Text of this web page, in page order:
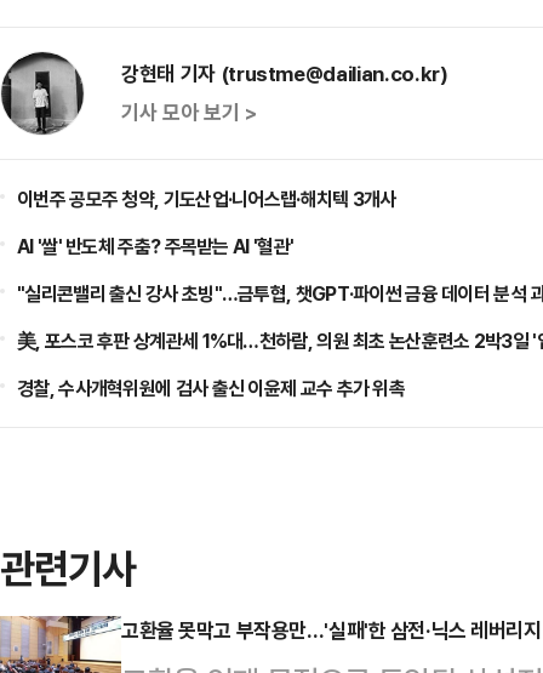
강현태 기자 (trustme@dailian.co.kr)
기사 모아 보기 >
이번주 공모주 청약, 기도산업·니어스랩·해치텍 3개사
AI '쌀' 반도체 주춤? 주목받는 AI '혈관'
"실리콘밸리 출신 강사 초빙"…금투협, 챗GPT·파이썬 금융 데이터 분석
美, 포스코 후판 상계관세 1%대…천하람, 의원 최초 논산훈련소 2박3일 '
경찰, 수사개혁위원에 검사 출신 이윤제 교수 추가 위촉
관련기사
고환율 못막고 부작용만…'실패'한 삼전·닉스 레버리지